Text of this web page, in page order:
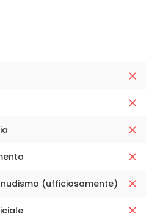
(ufficiosamente)